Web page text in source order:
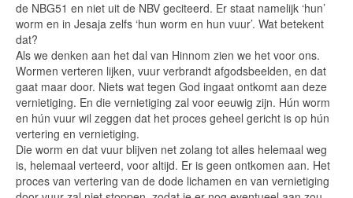
de NBG51 en niet uit de NBV geciteerd. Er staat namelijk ‘hun’
worm en in Jesaja zelfs ‘hun worm en hun vuur’. Wat betekent
dat?
Als we denken aan het dal van Hinnom zien we het voor ons.
Wormen verteren lijken, vuur verbrandt afgodsbeelden, en dat
gaat maar door. Niets wat tegen God ingaat ontkomt aan deze
vernietiging. En die vernietiging zal voor eeuwig zijn. Hún worm
en hún vuur wil zeggen dat het proces geheel gericht is op hún
vertering en vernietiging.
Die worm en dat vuur blijven net zolang tot alles helemaal weg
is, helemaal verteerd, voor altijd. Er is geen ontkomen aan. Het
proces van vertering van de dode lichamen en van vernietiging